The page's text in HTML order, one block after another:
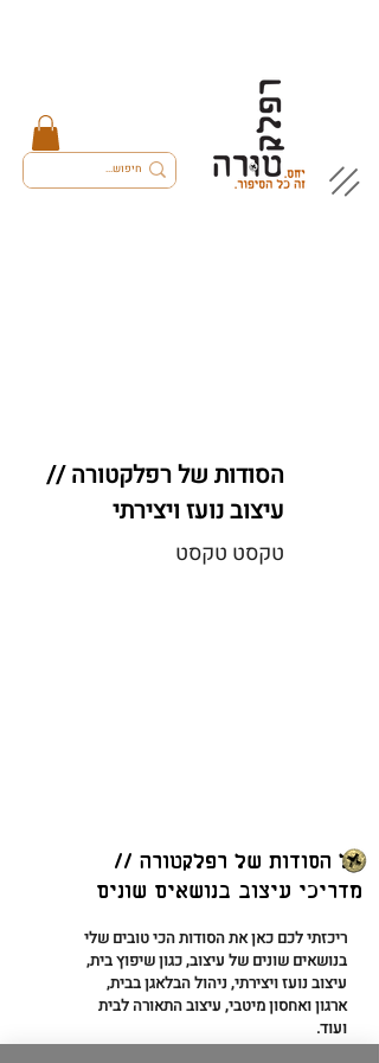
הסודות של רפלקטורה //
עיצוב נועז ויצירתי
טקסט טקסט
ריכזתי לכם כאן את הסודות הכי טובים שלי
בנושאים שונים של עיצוב, כגון שיפוץ בית,
עיצוב נועז ויצירתי, ניהול הבלאגן בבית,
ארגון ואחסון מיטבי, עיצוב התאורה לבית
ועוד.
כל הסודות של רפלקטורה //
מדריכי עיצוב בנושאים שונים